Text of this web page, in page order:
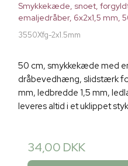
Smykkekæde, snoet,
emaljedråber, 6x2x1,5 mm,
3550Xfg-2x1.5mm
50 cm, smykkekæde med
dråbevedhæng, slidstærk
mm, ledbredde 1,5 mm,
leveres altid i et uklippet
34,00 DKK